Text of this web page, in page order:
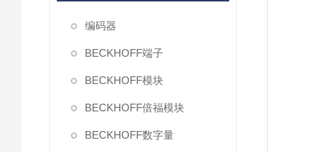
编码器
BECKHOFF端子
BECKHOFF模块
BECKHOFF倍福模块
BECKHOFF数字量